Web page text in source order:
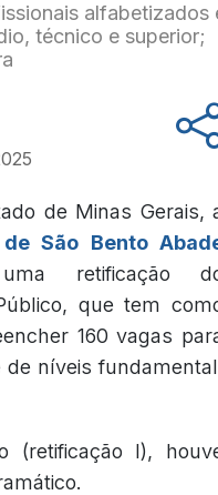
alfabetizados
técnico e superior;
de Minas Gerais,
São Bento
retificação
que tem
160 vagas
de níveis
(retificação I),